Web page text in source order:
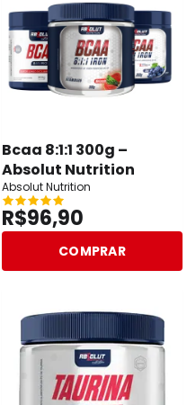
Bcaa 8:1:1 300g –
Absolut Nutrition
Absolut Nutrition
R$96,90
COMPRAR